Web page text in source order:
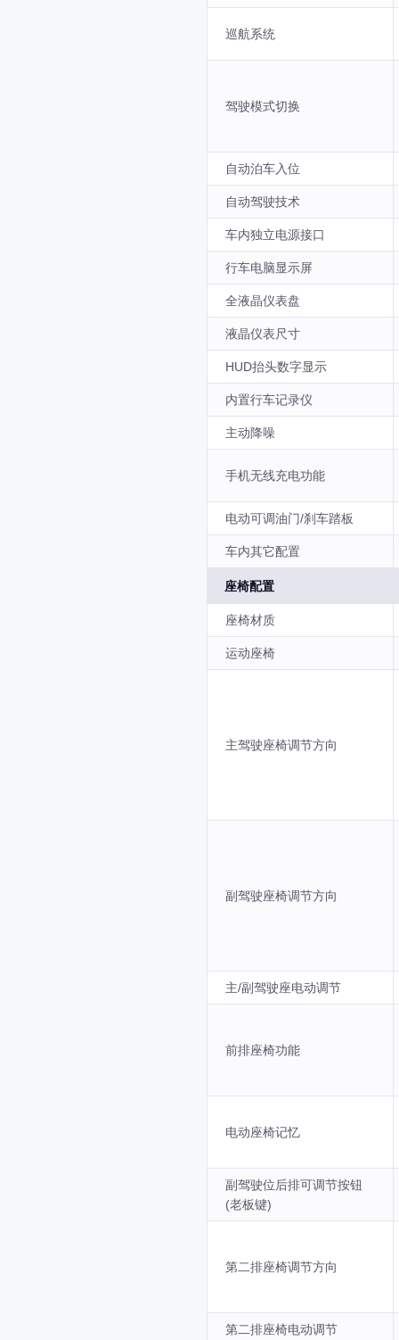
巡航系统
驾驶模式切换
自动泊车入位
自动驾驶技术
车内独立电源接口
行车电脑显示屏
全液晶仪表盘
液晶仪表尺寸
HUD抬头数字显示
内置行车记录仪
主动降噪
手机无线充电功能
电动可调油门/刹车踏板
车内其它配置
座椅配置
座椅材质
运动座椅
主驾驶座椅调节方向
副驾驶座椅调节方向
主/副驾驶座电动调节
前排座椅功能
电动座椅记忆
副驾驶位后排可调节按钮
(老板键)
第二排座椅调节方向
第二排座椅电动调节